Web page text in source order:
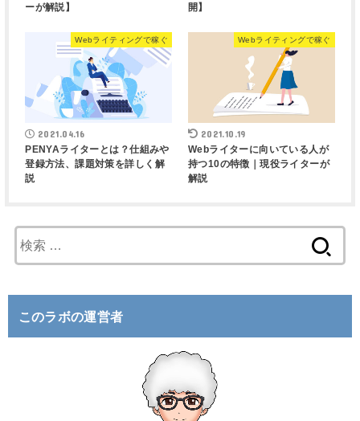
ーが解説】
開】
Webライティングで稼ぐ
2021.04.16
PENYAライターとは？仕組みや
登録方法、課題対策を詳しく解
説
Webライティングで稼ぐ
2021.10.19
Webライターに向いている人が
持つ10の特徴｜現役ライターが
解説
索
このラボの運営者